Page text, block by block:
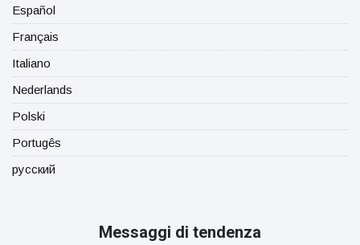
Español
Français
Italiano
Nederlands
Polski
Portugês
русский
Messaggi di tendenza